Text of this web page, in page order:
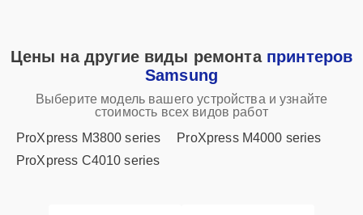
Цены на другие виды ремонта принтеров
Samsung
Выберите модель вашего устройства и узнайте
стоимость всех видов работ
ProXpress M3800 series
ProXpress M4000 series
ProXpress C4010 series